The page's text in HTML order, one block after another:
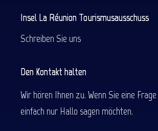
Insel La Réunion Tourismusausschuss
Schreiben Sie uns
Den Kontakt halten
Wir hören Ihnen zu. Wenn Sie eine
einfach nur Hallo sagen möchten.